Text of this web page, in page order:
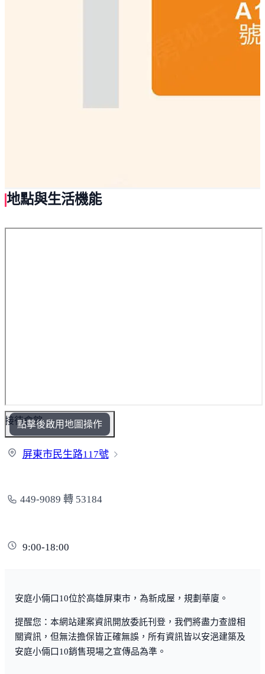
地點與生活機能
點擊後啟用地圖操作
接待會館
屏東市民生路117號
449-9089 轉 53184
9:00-18:00
安庭小倆口10位於高雄屏東市，為新成屋，規劃華廈。
提醒您：本網站建案資訊開放委託刊登，我們將盡力查證相
關資訊，但無法擔保皆正確無誤，所有資訊皆以安浥建築及
安庭小倆口10銷售現場之宣傳品為準。